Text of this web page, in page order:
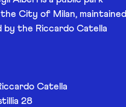
City of Milan, maintained
by the Riccardo Catella
Catella
28